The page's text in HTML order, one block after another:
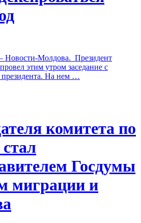
Молдова. Президент
этим утром заседание с
президента. На нем …
комитета по
Госдумы
миграции и